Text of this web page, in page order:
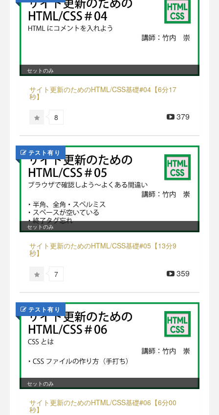
セットのみ
サイト更新のためのHTML/CSS基礎#04【6分17
秒】
8 379
テスト有り
セットのみ
サイト更新のためのHTML/CSS基礎#05【13分9
秒】
7 359
テスト有り
セットのみ
サイト更新のためのHTML/CSS基礎#06【6分00
秒】